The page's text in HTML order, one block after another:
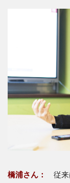
橋浦さん： 従